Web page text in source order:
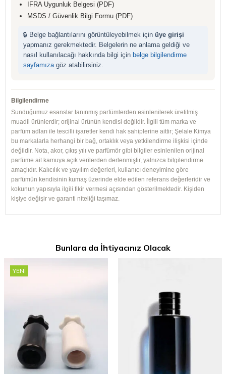
IFRA Uygunluk Belgesi (PDF)
MSDS / Güvenlik Bilgi Formu (PDF)
🔒 Belge bağlantılarını görüntüleyebilmek için üye girişi
yapmanız gerekmektedir. Belgelerin ne anlama geldiği ve
nasıl kullanılacağı hakkında bilgi için belge bilgilendirme
sayfamızagöz atabilirsiniz.
Bilgilendirme
Sunduğumuz esanslar tanınmış parfümlerden esinlenilerek üretilmiş
muadil ürünlerdir; orijinal ürünün kendisi değildir. İlgili tüm marka ve
parfüm adları ile tescilli işaretler kendi hak sahiplerine aittir; Şelale Kimya
bu markalarla herhangi bir bağ, ortaklık veya yetkilendirme ilişkisi içinde
değildir. Nota, akor, çıkış yılı ve parfümör gibi bilgiler esinlenilen orijinal
parfüme ait kamuya açık verilerden derlenmiştir, yalnızca bilgilendirme
amaçlıdır. Kalıcılık ve yayılım değerleri, kullanıcı deneyimine göre
parfümün kendisinin kumaş üzerinde elde edilen referans değerleridir ve
kokunun yapısıyla ilgili fikir vermesi açısından gösterilmektedir. Kişiden
kişiye değişir ve garanti niteliği taşımaz.
Bunlara da İhtiyacınız Olacak
YENI